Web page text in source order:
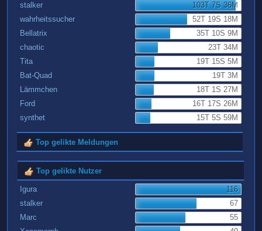
stalker
103T 7S 36M
wahrheitssucher
52T 19S 18M
Bellatrix
35T 10S 9M
chaotic
23T 34M
Tita
19T 15S 5M
Bat-Quad
19T 3M
Lämmchen
18T 1S 27M
Ford
16T 17S 26M
synthet
15T 5S 59M
Top gelikte Meldungen
Top gelikte Nutzer
Igura
116
stalker
67
Marc
55